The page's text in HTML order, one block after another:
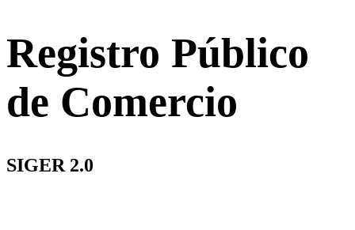
Registro Público
de Comercio
SIGER 2.0